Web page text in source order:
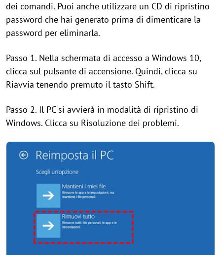
dei comandi. Puoi anche utilizzare un CD di ripristino
password che hai generato prima di dimenticare la
password per eliminarla.
Passo 1. Nella schermata di accesso a Windows 10,
clicca sul pulsante di accensione. Quindi, clicca su
Riavvia tenendo premuto il tasto Shift.
Passo 2. Il PC si avvierà in modalità di ripristino di
Windows. Clicca su Risoluzione dei problemi.